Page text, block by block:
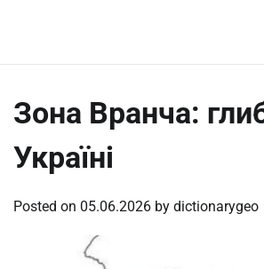
Зона Вранча:
Україні
Posted on 05.06.2026 by dictionarygeo